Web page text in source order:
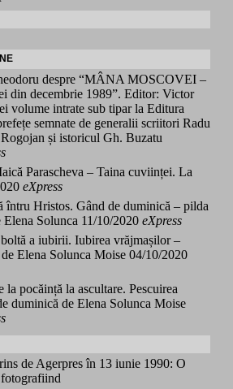
despre “MÂNA MOSCOVEI –
din decembrie 1989”. Editor: Victor
volume intrate sub tipar la Editura
semnate de generalii scriitori Radu
și istoricul Gh. Buzatu
Parascheva – Taina cuviinței. La
eXpress
întru Hristos. Gând de duminică – pilda
Elena Solunca 11/10/2020 eXpress
a iubirii. Iubirea vrăjmașilor –
Elena Solunca Moise 04/10/2020
la pocăință la ascultare. Pescuirea
duminică de Elena Solunca Moise
de Agerpres în 13 iunie 1990: O